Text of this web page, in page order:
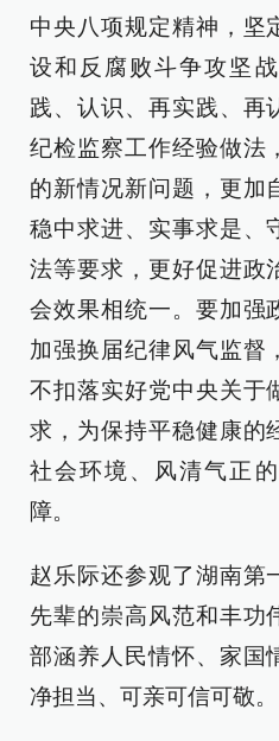
中央八项规定精神，坚
设和反腐败斗争攻坚
践、认识、再实践、再
纪检监察工作经验做法
的新情况新问题，更加
稳中求进、实事求是、
法等要求，更好促进政
会效果相统一。要加强
加强换届纪律风气监督
不扣落实好党中央关于
求，为保持平稳健康的
社会环境、风清气正
障。
赵乐际还参观了湖南第
先辈的崇高风范和丰功
部涵养人民情怀、家国
净担当、可亲可信可敬。